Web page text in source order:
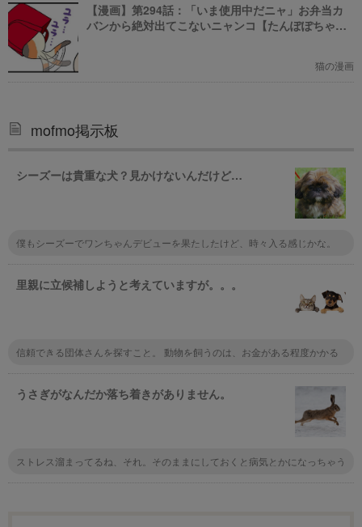
【漫画】第294話：「いま使用中だニャ」お弁当カ
バンから絶対出てこないニャンコ【たんぽぽちゃ
猫の漫画
mofmo掲示板
シーズーは貴重な犬？見かけないんだけど…
僕もシーズーでワンちゃんデビューを果たしたけど、時々入る感じかな。
里親に立候補しようと考えていますが。。。
信頼できる団体さんを探すこと。 動物を飼うのは、お金がある程度かかる
必須。 病気になったら病院代。 最低でも、上記は掛かります。 最後まで飼
育すること。 これが、里親に限らず動物を飼う最低条件です。 無理な方は
諦めたほうが、良いです。
うさぎがなんだか落ち着きがありません。
ストレス溜まってるね、それ。そのままにしておくと病気とかになっちゃう